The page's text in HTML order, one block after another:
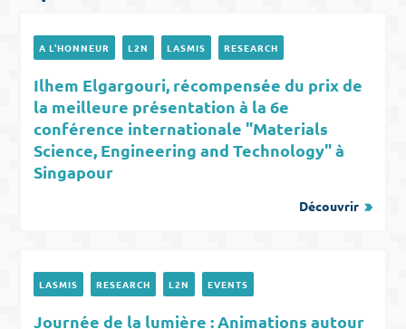
A L'HONNEUR L2N LASMIS RESEARCH
Ilhem Elgargouri, récompensée du prix de
la meilleure présentation à la 6e
conférence internationale "Materials
Science, Engineering and Technology" à
Singapour
Découvrir
LASMIS RESEARCH L2N EVENTS
Journée de la lumière : Animations autour